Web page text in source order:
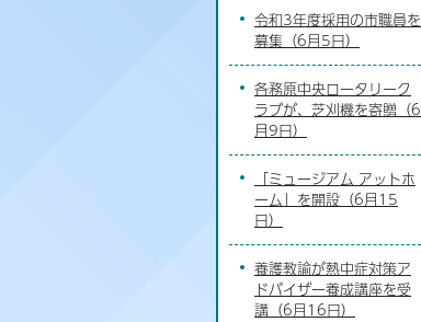
令和3年度採用の市職員を
募集（6月5日）
各務原中央ロータリーク
ラブが、芝刈機を寄贈（6
月9日）
「ミュージアム アットホ
ーム」を開設（6月15
日）
養護教諭が熱中症対策ア
ドバイザー養成講座を受
講（6月16日）